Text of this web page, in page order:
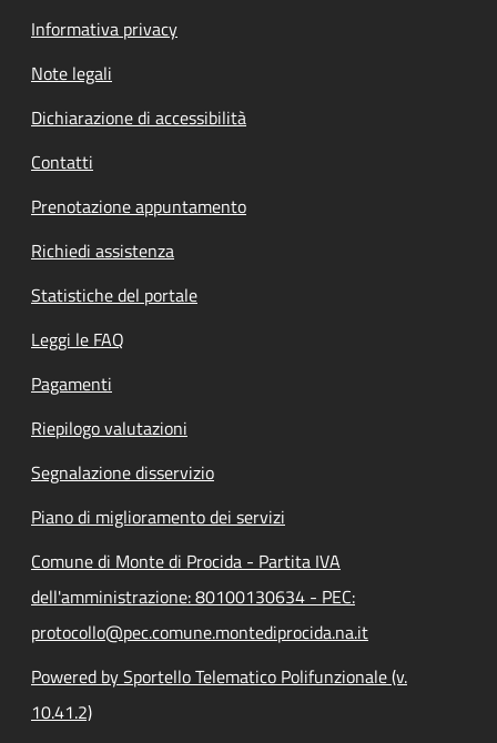
Informativa privacy
Note legali
Dichiarazione di accessibilità
Contatti
Prenotazione appuntamento
Richiedi assistenza
Statistiche del portale
Leggi le FAQ
Pagamenti
Riepilogo valutazioni
Segnalazione disservizio
Piano di miglioramento dei servizi
Comune di Monte di Procida - Partita IVA
dell'amministrazione: 80100130634 - PEC:
protocollo@pec.comune.montediprocida.na.it
Powered by Sportello Telematico Polifunzionale (v.
10.41.2)